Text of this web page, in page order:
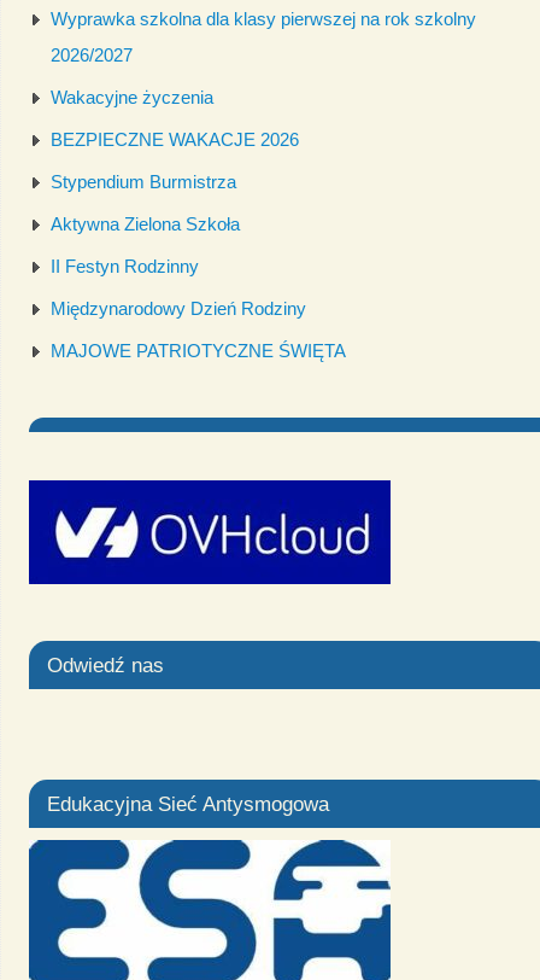
Wyprawka szkolna dla klasy pierwszej na rok szkolny
2026/2027
Wakacyjne życzenia
BEZPIECZNE WAKACJE 2026
Stypendium Burmistrza
Aktywna Zielona Szkoła
II Festyn Rodzinny
Międzynarodowy Dzień Rodziny
MAJOWE PATRIOTYCZNE ŚWIĘTA
Odwiedź nas
Edukacyjna Sieć Antysmogowa